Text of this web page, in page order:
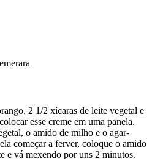
2 1/2 xícaras de leite vegetal e
esse creme em uma panela.
o amido de milho e o agar-
começar a ferver, coloque o amido
e vá mexendo por uns 2 minutos.